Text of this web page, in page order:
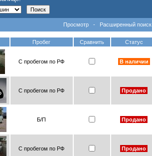
Просмотр - Расширенный поиск
Пробег Сравнить Статус
С пробегом по РФ В наличии
С пробегом по РФ Продано
Б/П Продано
С пробегом по РФ Продано